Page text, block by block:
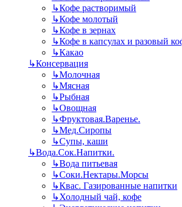
↳Кофе растворимый
↳Кофе молотый
↳Кофе в зернах
↳Кофе в капсулах и разовый
↳Какао
↳Консервация
↳Молочная
↳Мясная
↳Рыбная
↳Овощная
↳Фруктовая.Варенье.
↳Мед.Сиропы
↳Супы, каши
↳Вода.Сок.Напитки.
↳Вода питьевая
↳Соки.Нектары.Морсы
↳Квас. Газированные напитки
↳Холодный чай, кофе